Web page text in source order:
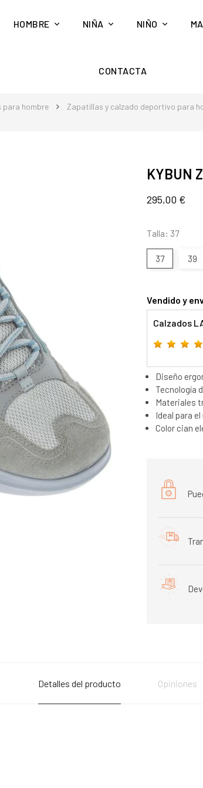
HOMBRE NIÑA NIÑO
CONTACTA
hombre Zapatillas y calzado deportivo para
KYBUN
295,00 €
Talla: 37
37 39
Vendido y
Calzados
Diseño
Tecnología
Materiales
Ideal para
Color cian
Detalles del producto Opiniones